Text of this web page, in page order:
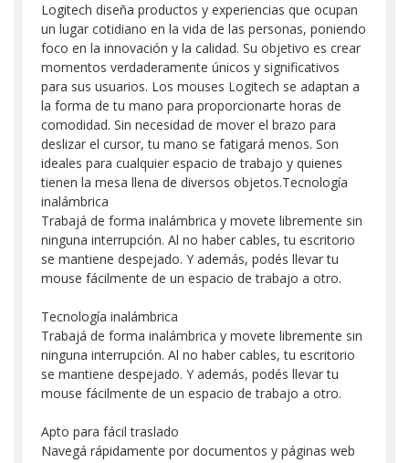
Logitech diseña productos y experiencias que ocupan
un lugar cotidiano en la vida de las personas, poniendo
foco en la innovación y la calidad. Su objetivo es crear
momentos verdaderamente únicos y significativos
para sus usuarios. Los mouses Logitech se adaptan a
la forma de tu mano para proporcionarte horas de
comodidad. Sin necesidad de mover el brazo para
deslizar el cursor, tu mano se fatigará menos. Son
ideales para cualquier espacio de trabajo y quienes
tienen la mesa llena de diversos objetos.Tecnología
inalámbrica
Trabajá de forma inalámbrica y movete libremente sin
ninguna interrupción. Al no haber cables, tu escritorio
se mantiene despejado. Y además, podés llevar tu
mouse fácilmente de un espacio de trabajo a otro.
Tecnología inalámbrica
Trabajá de forma inalámbrica y movete libremente sin
ninguna interrupción. Al no haber cables, tu escritorio
se mantiene despejado. Y además, podés llevar tu
mouse fácilmente de un espacio de trabajo a otro.
Apto para fácil traslado
Navegá rápidamente por documentos y páginas web